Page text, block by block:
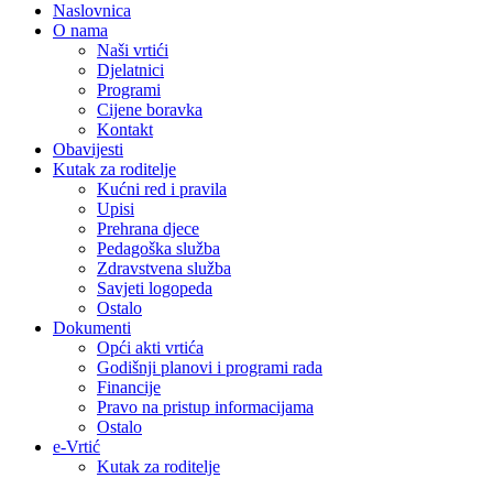
Naslovnica
O nama
Naši vrtići
Djelatnici
Programi
Cijene boravka
Kontakt
Obavijesti
Kutak za roditelje
Kućni red i pravila
Upisi
Prehrana djece
Pedagoška služba
Zdravstvena služba
Savjeti logopeda
Ostalo
Dokumenti
Opći akti vrtića
Godišnji planovi i programi rada
Financije
Pravo na pristup informacijama
Ostalo
e-Vrtić
Kutak za roditelje